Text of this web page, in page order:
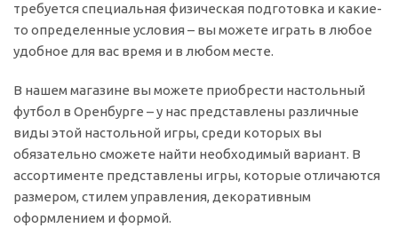
требуется специальная физическая подготовка и какие-
то определенные условия – вы можете играть в любое
удобное для вас время и в любом месте.
В нашем магазине вы можете приобрести настольный
футбол в Оренбурге – у нас представлены различные
виды этой настольной игры, среди которых вы
обязательно сможете найти необходимый вариант. В
ассортименте представлены игры, которые отличаются
размером, стилем управления, декоративным
оформлением и формой.